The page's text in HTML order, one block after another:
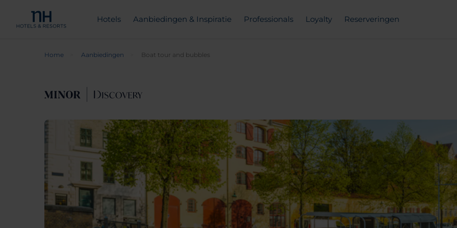
Hotels Aanbiedingen & Inspiratie Professionals Loyalty Reserveringen
Home Aanbiedingen Boat tour and bubbles